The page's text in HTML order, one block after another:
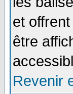
et
être
Revenir